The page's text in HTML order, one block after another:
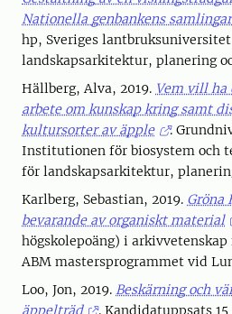
Nationella genbankens samlingar
hp, Sveriges
landskapsarkitektur, planering
Hällberg, Alva, 2019. Vem vill ha
arbete om kunskap kring samt
kultursorter av äpple
.
Institutionen för biosystem och
för landskapsarkitektur,
Karlberg, Sebastian, 2019. Gröna
bevarande av organiskt material
högskolepoäng) i
ABM mastersprogrammet vid
Loo, Jon, 2019. Beskärning och
äppelträd
. Kandidatuppsats